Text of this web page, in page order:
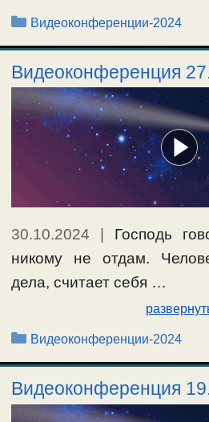
Рубрики
Видеоконференции-2024
Видеоконференция
30.10.2024
Господь
никому не отдам.
дела, считает себя …
Рубрики
Видеоконференции-2024
Видеоконференция